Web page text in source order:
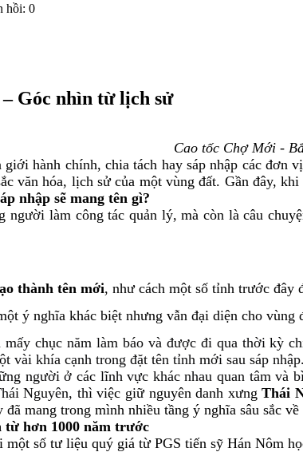
hồi: 0
Góc nhìn từ lịch sử
Cao tốc Chợ Mới -
hành chính, chia tách hay sáp nhập các đơn
văn hóa, lịch sử của một vùng đất. Gần đây,
nhập sẽ mang tên gì?
làm công tác quản lý, mà còn là câu
thành tên mới, như cách một số tỉnh trước đây
ý nghĩa khác biệt nhưng vẫn đại diện cho vùng
chục năm làm báo và được đi qua thời kỳ
vài khía cạnh trong đặt tên tỉnh mới sau sáp
người ở các lĩnh vực khác nhau quan tâm
Nguyên, thìviệc giữ nguyên danh xưngThái
mang trong mình nhiều tầng ý nghĩa sâu sắc
từ hơn 1000 năm trước
số tư liệu quý giá từ PGS tiến sỹ Hán Nôm